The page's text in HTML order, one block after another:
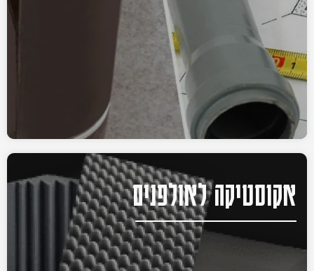
אקוסטיקה לאולפנים